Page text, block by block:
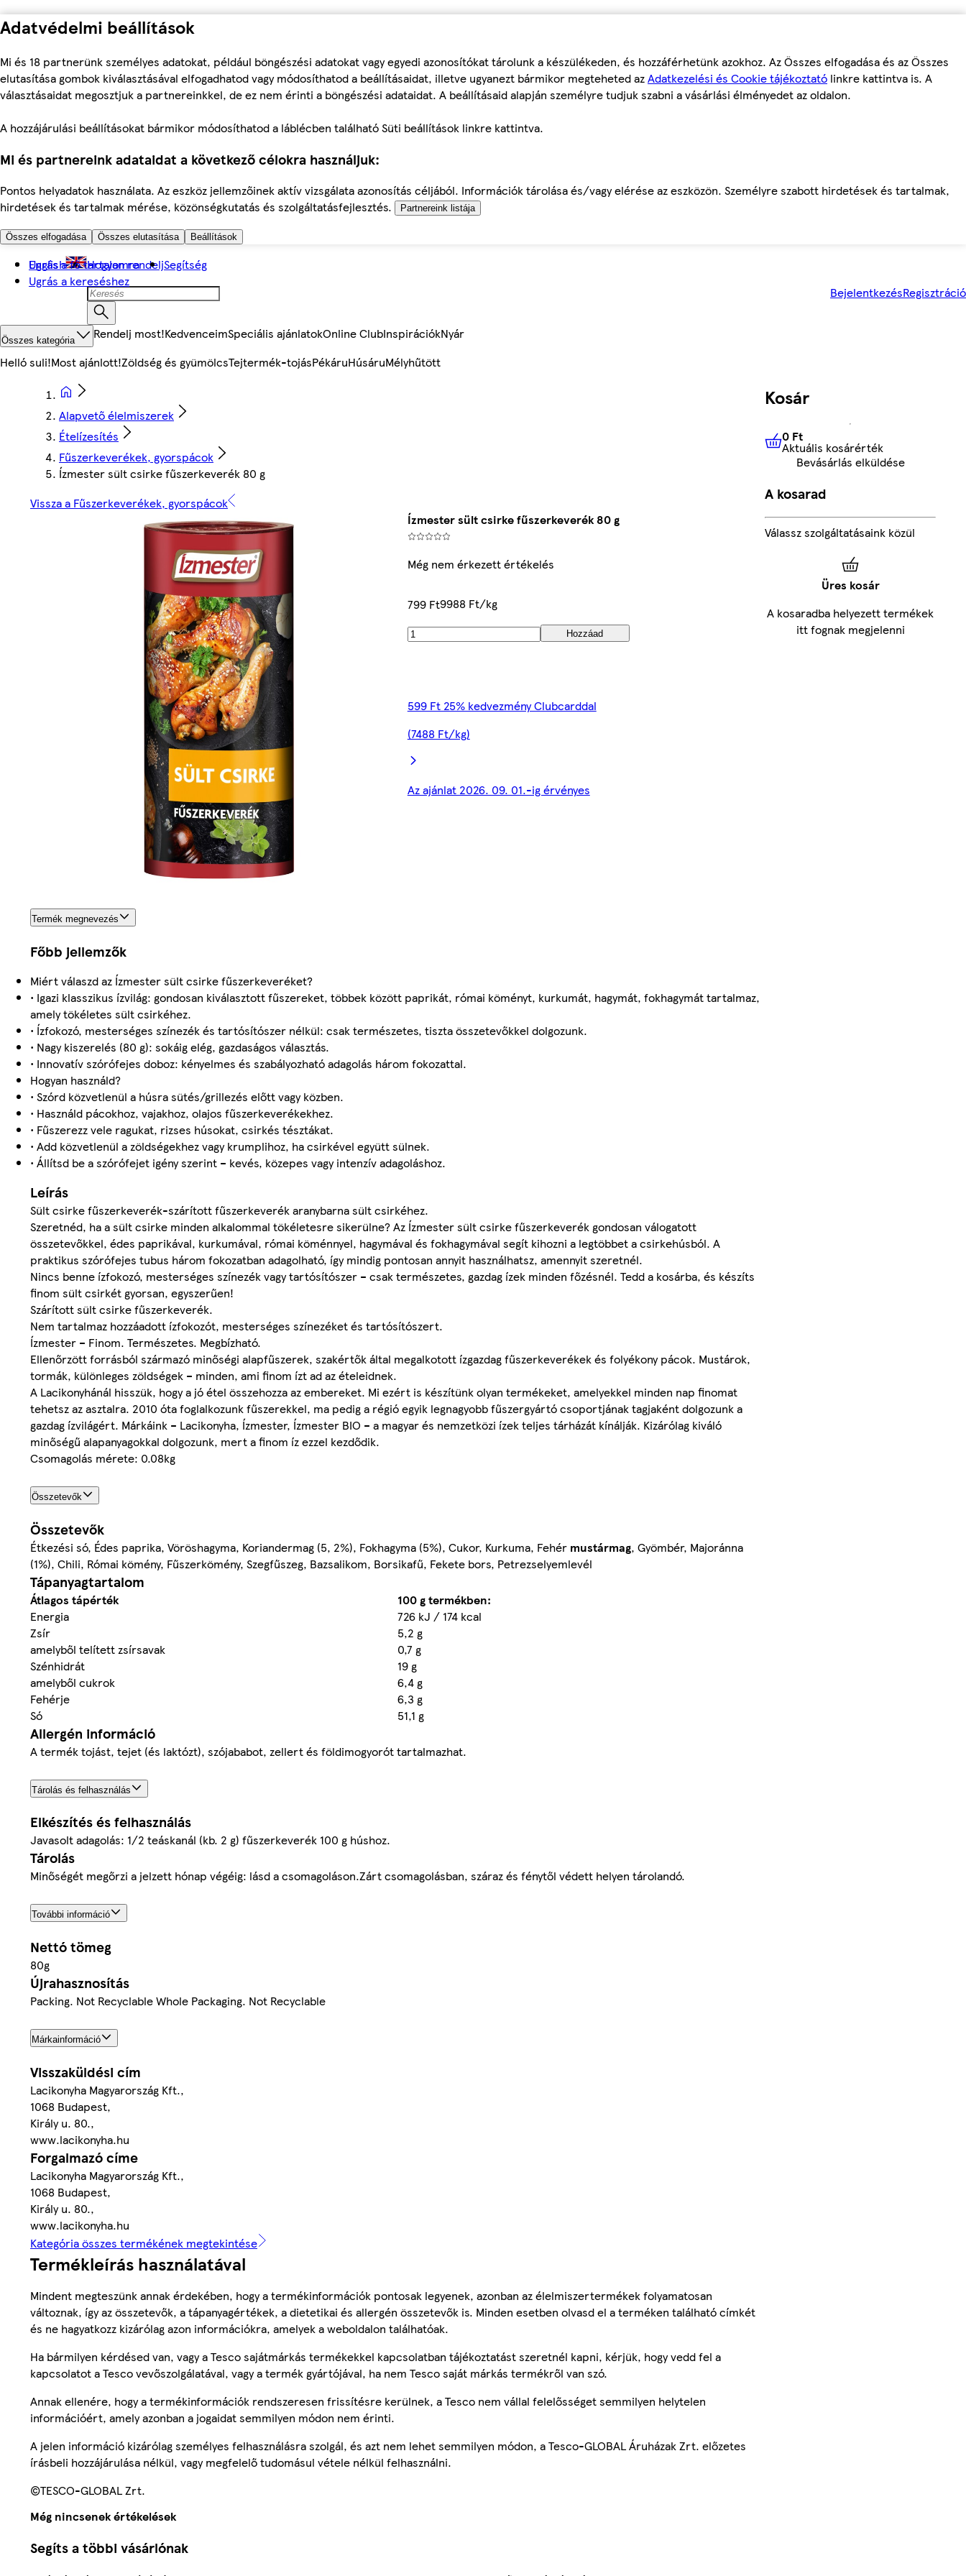
Adatvédelmi beállítások
Mi és 18 partnerünk személyes adatokat, például böngészési adatokat vagy egyedi azonosítókat tárolunk a készülékeden, és hozzáférhetünk azokhoz. Az Összes elfogadása és az Összes
elutasítása gombok kiválasztásával elfogadhatod vagy módosíthatod a beállításaidat, illetve ugyanezt bármikor megteheted azAdatkezelési és Cookie tájékoztató linkre kattintva is. A
választásaidat megosztjuk a partnereinkkel, de ez nem érinti a böngészési adataidat. A beállításaid alapján személyre tudjuk szabni a vásárlási élményedet az oldalon.
A hozzájárulási beállításokat bármikor módosíthatod a láblécben található Süti beállítások linkre kattintva.
Mi és partnereink adataidat a következő célokra használjuk:
Pontos helyadatok használata. Az eszköz jellemzőinek aktív vizsgálata azonosítás céljából. Információk tárolása és/vagy elérése az eszközön. Személyre szabott hirdetések és tartalmak,
hirdetések és tartalmak mérése, közönségkutatás és szolgáltatásfejlesztés.
Partnereink listája
Összes elfogadása Összes elutasítása Beállítások
Ugrás a fő tartalomra
Ugrás a kereséshez
English Hogyan rendeljSegítség
BejelentkezésRegisztráció
Összes kategória Rendelj most!KedvenceimSpeciális ajánlatokOnline ClubInspirációkNyár
Helló suli!Most ajánlott!Zöldség és gyümölcsTejtermék-tojásPékáruHúsáruMélyhűtött
Alapvető élelmiszerek
Ételízesítés
Fűszerkeverékek, gyorspácok
Ízmester sült csirke fűszerkeverék 80 g
Vissza a Fűszerkeverékek, gyorspácok
Ízmester sült csirke fűszerkeverék 80 g
Még nem érkezett értékelés
799 Ft9988 Ft/kg
Hozzáad
599 Ft 25% kedvezmény Clubcarddal
(7488 Ft/kg)
Az ajánlat 2026. 09. 01.-ig érvényes
Termék megnevezés
Főbb jellemzők
Miért válaszd az Ízmester sült csirke fűszerkeveréket?
• Igazi klasszikus ízvilág: gondosan kiválasztott fűszereket, többek között paprikát, római köményt, kurkumát, hagymát, fokhagymát tartalmaz,
amely tökéletes sült csirkéhez.
• Ízfokozó, mesterséges színezék és tartósítószer nélkül: csak természetes, tiszta összetevőkkel dolgozunk.
• Nagy kiszerelés (80 g): sokáig elég, gazdaságos választás.
• Innovatív szórófejes doboz: kényelmes és szabályozható adagolás három fokozattal.
Hogyan használd?
• Szórd közvetlenül a húsra sütés/grillezés előtt vagy közben.
• Használd pácokhoz, vajakhoz, olajos fűszerkeverékekhez.
• Fűszerezz vele ragukat, rizses húsokat, csirkés tésztákat.
• Add közvetlenül a zöldségekhez vagy krumplihoz, ha csirkével együtt sülnek.
• Állítsd be a szórófejet igény szerint – kevés, közepes vagy intenzív adagoláshoz.
Leírás
Sült csirke fűszerkeverék-szárított fűszerkeverék aranybarna sült csirkéhez.
Szeretnéd, ha a sült csirke minden alkalommal tökéletesre sikerülne? Az Ízmester sült csirke fűszerkeverék gondosan válogatott
összetevőkkel, édes paprikával, kurkumával, római köménnyel, hagymával és fokhagymával segít kihozni a legtöbbet a csirkehúsból. A
praktikus szórófejes tubus három fokozatban adagolható, így mindig pontosan annyit használhatsz, amennyit szeretnél.
Nincs benne ízfokozó, mesterséges színezék vagy tartósítószer – csak természetes, gazdag ízek minden főzésnél. Tedd a kosárba, és készíts
finom sült csirkét gyorsan, egyszerűen!
Szárított sült csirke fűszerkeverék.
Nem tartalmaz hozzáadott ízfokozót, mesterséges színezéket és tartósítószert.
Ízmester – Finom. Természetes. Megbízható.
Ellenőrzött forrásból származó minőségi alapfűszerek, szakértők által megalkotott ízgazdag fűszerkeverékek és folyékony pácok. Mustárok,
tormák, különleges zöldségek – minden, ami finom ízt ad az ételeidnek.
A Lacikonyhánál hisszük, hogy a jó étel összehozza az embereket. Mi ezért is készítünk olyan termékeket, amelyekkel minden nap finomat
tehetsz az asztalra. 2010 óta foglalkozunk fűszerekkel, ma pedig a régió egyik legnagyobb fűszergyártó csoportjának tagjaként dolgozunk a
gazdag ízvilágért. Márkáink – Lacikonyha, Ízmester, Ízmester BIO – a magyar és nemzetközi ízek teljes tárházát kínálják. Kizárólag kiváló
minőségű alapanyagokkal dolgozunk, mert a finom íz ezzel kezdődik.
Csomagolás mérete: 0.08kg
Összetevők
Összetevők
Étkezési só, Édes paprika, Vöröshagyma, Koriandermag (5, 2%), Fokhagyma (5%), Cukor, Kurkuma, Fehér mustármag, Gyömbér, Majoránna
(1%), Chili, Római kömény, Fűszerkömény, Szegfűszeg, Bazsalikom, Borsikafű, Fekete bors, Petrezselyemlevél
Tápanyagtartalom
Átlagos tápérték
100 g termékben:
Energia
726 kJ / 174 kcal
Zsír
5,2 g
amelyből telített zsírsavak
0,7 g
Szénhidrát
19 g
amelyből cukrok
6,4 g
Fehérje
6,3 g
Só
51,1 g
Allergén információ
A termék tojást, tejet (és laktózt), szójababot, zellert és földimogyorót tartalmazhat.
Tárolás és felhasználás
Elkészítés és felhasználás
Javasolt adagolás: 1/2 teáskanál (kb. 2 g) fűszerkeverék 100 g húshoz.
Tárolás
Minőségét megőrzi a jelzett hónap végéig: lásd a csomagoláson.Zárt csomagolásban, száraz és fénytől védett helyen tárolandó.
További információ
Nettó tömeg
80g
Újrahasznosítás
Packing. Not Recyclable Whole Packaging. Not Recyclable
Márkainformáció
Visszaküldési cím
Lacikonyha Magyarország Kft.,
1068 Budapest,
Király u. 80.,
www.lacikonyha.hu
Forgalmazó címe
Lacikonyha Magyarország Kft.,
1068 Budapest,
Király u. 80.,
www.lacikonyha.hu
Kategória összes termékének megtekintése
Termékleírás használatával
Mindent megteszünk annak érdekében, hogy a termékinformációk pontosak legyenek, azonban az élelmiszertermékek folyamatosan
változnak, így az összetevők, a tápanyagértékek, a dietetikai és allergén összetevők is. Minden esetben olvasd el a terméken található címkét
és ne hagyatkozz kizárólag azon információkra, amelyek a weboldalon találhatóak.
Ha bármilyen kérdésed van, vagy a Tesco sajátmárkás termékekkel kapcsolatban tájékoztatást szeretnél kapni, kérjük, hogy vedd fel a
kapcsolatot a Tesco vevőszolgálatával, vagy a termék gyártójával, ha nem Tesco saját márkás termékről van szó.
Annak ellenére, hogy a termékinformációk rendszeresen frissítésre kerülnek, a Tesco nem vállal felelősséget semmilyen helytelen
információért, amely azonban a jogaidat semmilyen módon nem érinti.
A jelen információ kizárólag személyes felhasználásra szolgál, és azt nem lehet semmilyen módon, a Tesco-GLOBAL Áruházak Zrt. előzetes
írásbeli hozzájárulása nélkül, vagy megfelelő tudomásul vétele nélkül felhasználni.
©TESCO-GLOBAL Zrt.
Még nincsenek értékelések
Segíts a többi vásárlónak
Kosár
0 FtAktuális kosárérték
0 Ft
Aktuális kosárérték
Bevásárlás elküldése
A kosarad
Válassz szolgáltatásaink közül
Üres kosár
A kosaradba helyezett termékek
itt fognak megjelenni